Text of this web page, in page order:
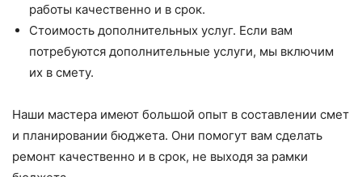
работы качественно и в срок.
Стоимость дополнительных услуг. Если вам
потребуются дополнительные услуги, мы включим
их в смету.
Наши мастера имеют большой опыт в составлении смет
и планировании бюджета. Они помогут вам сделать
ремонт качественно и в срок, не выходя за рамки